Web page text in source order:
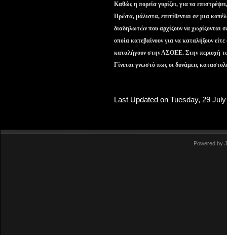
Καθώς η πορεία γυρίζει, για να
Πρώτα, μάλιστα, επιτίθενται σε μια
διαδηλωτών που αρχίζουν να χωρίζονται
οποία κατεβαίνουν για να καταλήξουν
καταλήγουν στην ΑΣΟΕΕ. Στην περιοχή
Γίνεται γνωστό πως οι δυνάμεις
Last Updated on Tuesday, 29
Powered by